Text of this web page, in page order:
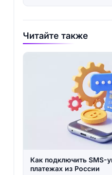
Читайте также
Как подключить SMS-
платежах из России